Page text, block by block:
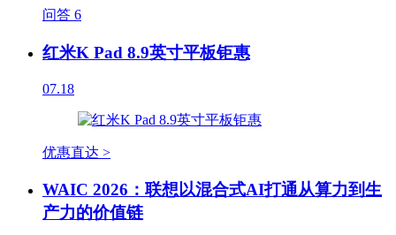
问答 6
红米K Pad 8.9英寸平板钜惠
07.18
优惠直达 >
WAIC 2026：联想以混合式AI打通从算力到生
产力的价值链